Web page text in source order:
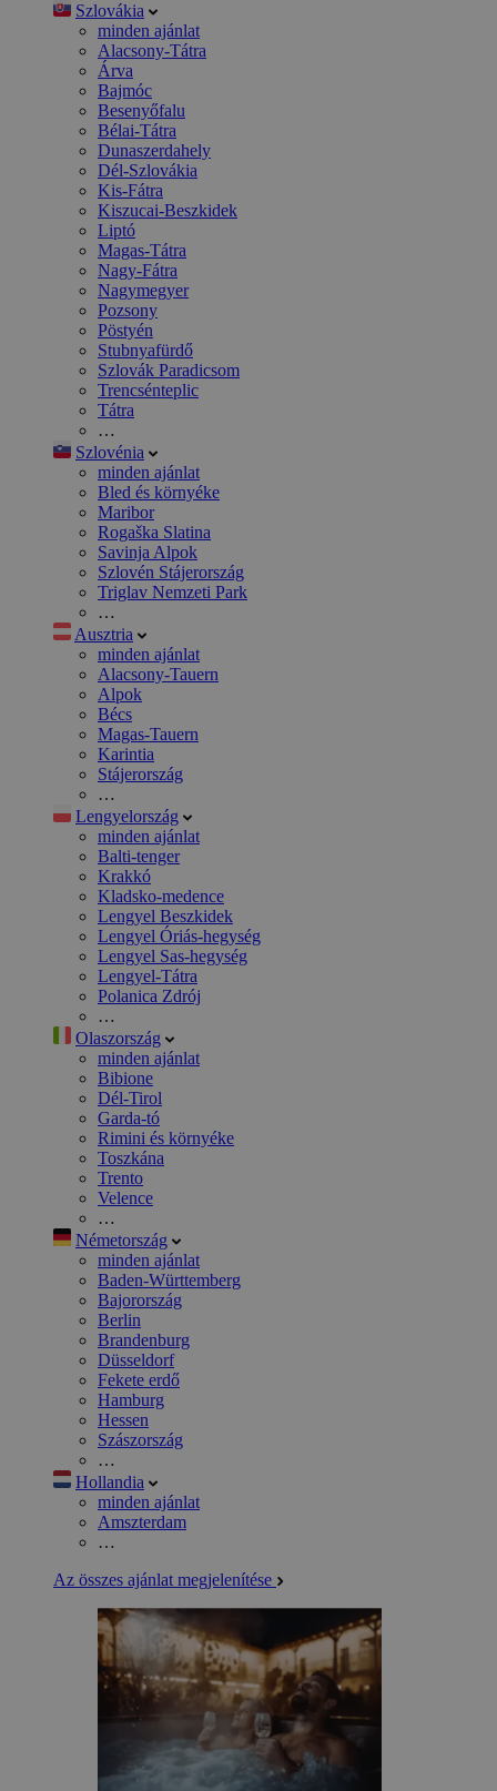
Szlovákia
minden ajánlat
Alacsony-Tátra
Árva
Bajmóc
Besenyőfalu
Bélai-Tátra
Dunaszerdahely
Dél-Szlovákia
Kis-Fátra
Kiszucai-Beszkidek
Liptó
Magas-Tátra
Nagy-Fátra
Nagymegyer
Pozsony
Pöstyén
Stubnyafürdő
Szlovák Paradicsom
Trencsénteplic
Tátra
…
Szlovénia
minden ajánlat
Bled és környéke
Maribor
Rogaška Slatina
Savinja Alpok
Szlovén Stájerország
Triglav Nemzeti Park
…
Ausztria
minden ajánlat
Alacsony-Tauern
Alpok
Bécs
Magas-Tauern
Karintia
Stájerország
…
Lengyelország
minden ajánlat
Balti-tenger
Krakkó
Kladsko-medence
Lengyel Beszkidek
Lengyel Óriás-hegység
Lengyel Sas-hegység
Lengyel-Tátra
Polanica Zdrój
…
Olaszország
minden ajánlat
Bibione
Dél-Tirol
Garda-tó
Rimini és környéke
Toszkána
Trento
Velence
…
Németország
minden ajánlat
Baden-Württemberg
Bajorország
Berlin
Brandenburg
Düsseldorf
Fekete erdő
Hamburg
Hessen
Szászország
…
Hollandia
minden ajánlat
Amszterdam
…
Az összes ajánlat megjelenítése